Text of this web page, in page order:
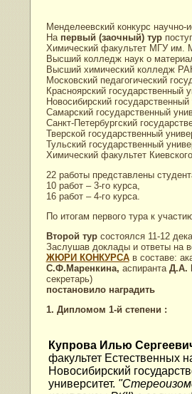
Менделеевский конкурс научно-
На первый (заочный) тур
Химический факультет МГУ им.
Высший колледж наук о
Высший химический колледж
Московский педагогический
Красноярский государственный
Новосибирский
Самарский государственный
Санкт-Петербургский
Тверской государственный
Тульский государственный
Химический факультет
22 работы представлены
10 работ – 3-го курса,
16 работ – 4-го курса.
По итогам первого тура к
Второй тур состоялся 11-12
Заслушав доклады и ответы на
ЖЮРИ КОНКУРСА в составе:
С.Ф.Маренкина, аспирантаД.А.
секретарь)
постановило наградить
1. Дипломом 1-й степени :
Купрова Илью
факультет Естественных
Новосибирский
университет.